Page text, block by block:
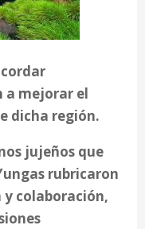
a mejorar el
dicha región.
jujeños que
rubricaron
y colaboración,